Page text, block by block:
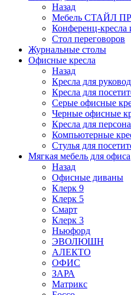
Назад
Мебель СТАЙЛ
Конференц-кресла
Стол переговоров
Журнальные столы
Офисные кресла
Назад
Кресла для
Кресла для
Серые офисные
Черные офисные
Кресла для
Компьютерные
Стулья для
Мягкая мебель для офиса
Назад
Офисные диваны
Клерк 9
Клерк 5
Смарт
Клерк 3
Ньюфорд
ЭВОЛЮШН
АЛЕКТО
ОФИС
ЗАРА
Матрикс